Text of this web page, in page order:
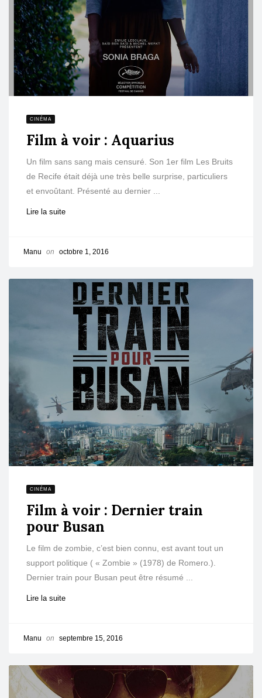
CINÉMA
Film à voir : Aquarius
Un film sans sang mais censuré. Son 1er film Les Bruits
de Recife était déjà une très belle surprise, particuliers
et envoûtant. Présenté au dernier ...
Lire la suite
Manu on octobre 1, 2016
CINÉMA
Film à voir : Dernier train
pour Busan
Le film de zombie, c’est bien connu, est avant tout un
support politique ( « Zombie » (1978) de Romero.).
Dernier train pour Busan peut être résumé ...
Lire la suite
Manu on septembre 15, 2016